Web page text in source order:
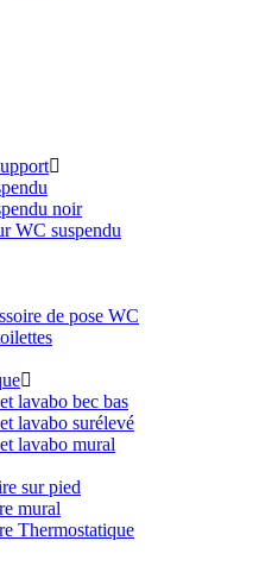
noir
WC suspendu
de pose WC
lavabo bec bas
lavabo surélevé
lavabo mural
sur pied
mural
Thermostatique